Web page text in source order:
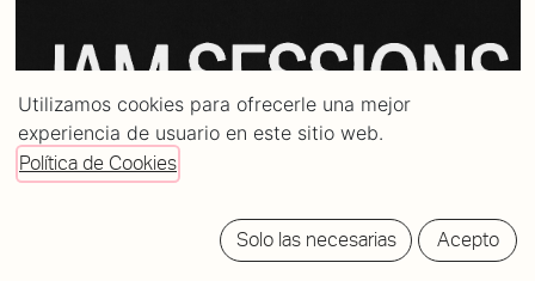
Utilizamos cookies para ofrecerle una mejor
experiencia de usuario en este sitio web.
Política de Cookies
Solo las necesarias Acepto